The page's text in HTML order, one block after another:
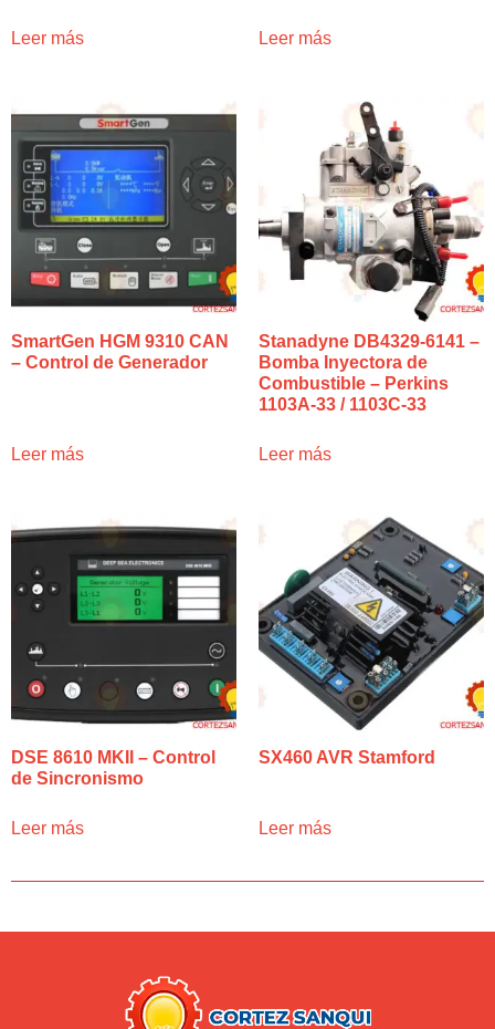
Leer más Leer más
SmartGen HGM 9310 CAN
– Control de Generador
Leer más
Stanadyne DB4329-6141 –
Bomba Inyectora de
Combustible – Perkins
1103A‑33 / 1103C‑33
Leer más
DSE 8610 MKII – Control
de Sincronismo
Leer más
SX460 AVR Stamford
Leer más